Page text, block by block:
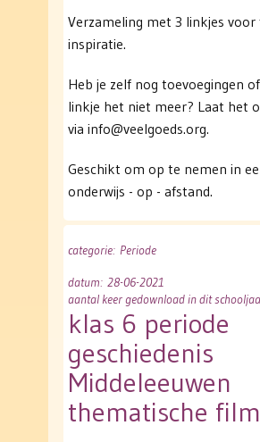
Verzameling met 3 linkjes
inspiratie.
Heb je zelf nog toevoegingen
linkje het niet meer? Laat het
via info@veelgoeds.org.
Geschikt om op te nemen in
onderwijs - op - afstand.
categorie: Periode
datum: 28-06-2021
aantal keer gedownload in dit
klas 6 periode
geschiedenis
Middeleeuwen
thematische